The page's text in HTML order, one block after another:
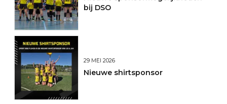
bij DSO
29 MEI 2026
Nieuwe shirtsponsor